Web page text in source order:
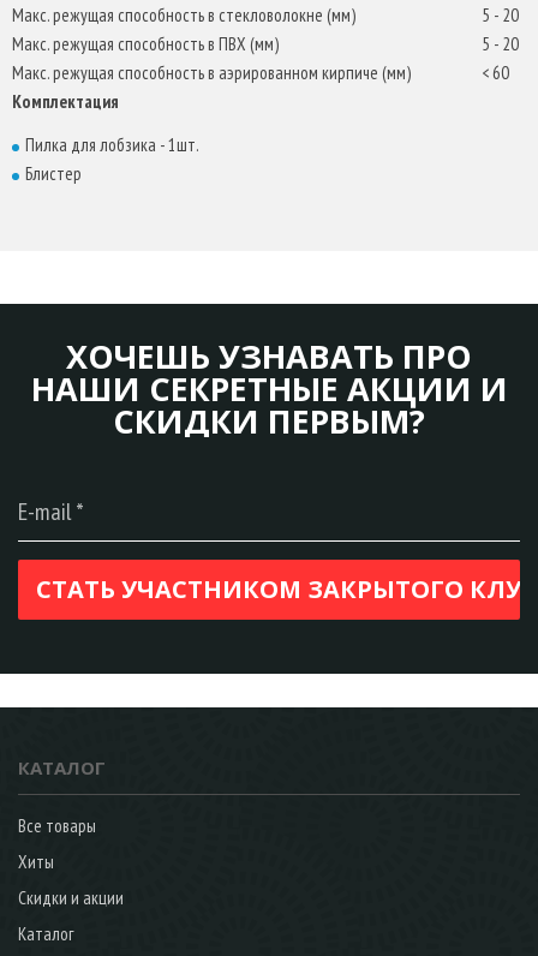
Макс. режущая способность в стекловолокне (мм)
5 - 20
Макс. режущая способность в ПВХ (мм)
5 - 20
Макс. режущая способность в аэрированном кирпиче (мм)
< 60
Комплектация
Пилка для лобзика - 1шт.
Блистер
ХОЧЕШЬ УЗНАВАТЬ ПРО
НАШИ СЕКРЕТНЫЕ АКЦИИ И
СКИДКИ ПЕРВЫМ?
КАТАЛОГ
Все товары
Хиты
Скидки и акции
Каталог